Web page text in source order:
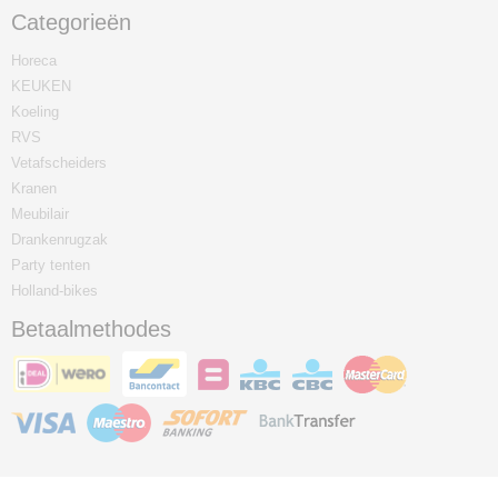
Categorieën
Horeca
KEUKEN
Koeling
RVS
Vetafscheiders
Kranen
Meubilair
Drankenrugzak
Party tenten
Holland-bikes
Betaalmethodes